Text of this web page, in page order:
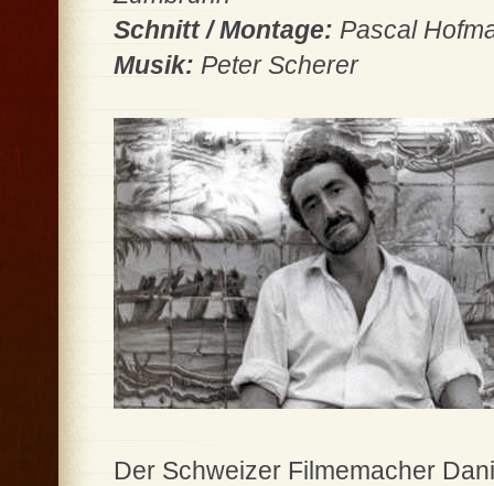
Schnitt / Montage: Pascal
Musik: Peter Scherer
Der Schweizer Filmemacher